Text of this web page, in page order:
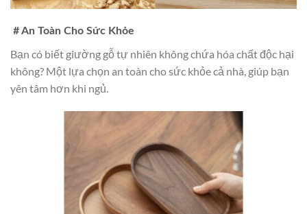
# An Toàn Cho Sức Khỏe
Bạn có biết giường gỗ tự nhiên không chứa hóa chất độc hại
không? Một lựa chọn an toàn cho sức khỏe cả nhà, giúp bạn
yên tâm hơn khi ngủ.